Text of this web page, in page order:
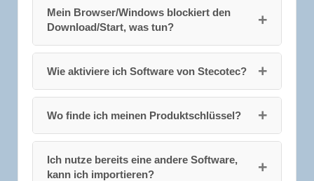
Mein Browser/Windows blockiert den
Download/Start, was tun?
Wie aktiviere ich Software von Stecotec?
Wo finde ich meinen Produktschlüssel?
Ich nutze bereits eine andere Software,
kann ich importieren?